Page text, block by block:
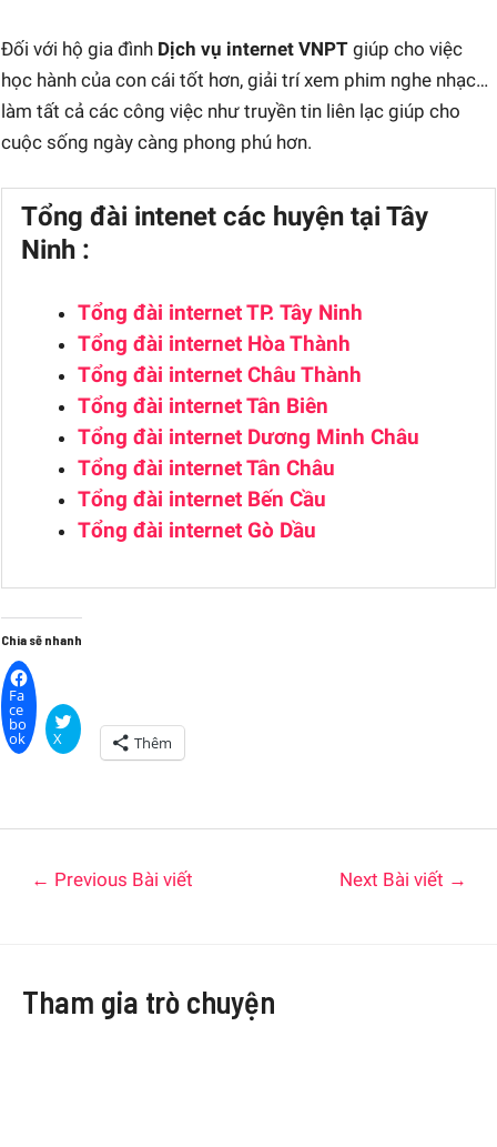
Đối với hộ gia đình Dịch vụ internet VNPT giúp cho việc
học hành của con cái tốt hơn, giải trí xem phim nghe nhạc…
làm tất cả các công việc như truyền tin liên lạc giúp cho
cuộc sống ngày càng phong phú hơn.
Tổng đài intenet các huyện tại Tây
Ninh :
Tổng đài internet TP. Tây Ninh
Tổng đài internet Hòa Thành
Tổng đài internet Châu Thành
Tổng đài internet Tân Biên
Tổng đài internet Dương Minh Châu
Tổng đài internet Tân Châu
Tổng đài internet Bến Cầu
Tổng đài internet Gò Dầu
Chia sẽ nhanh
Fa
ce
bo
ok X Thêm
← Previous Bài viết Next Bài viết →
Tham gia trò chuyện